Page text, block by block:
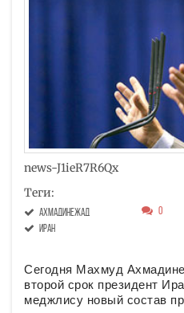
news-J1ieR7R6Qx
Теги:
ахмадинежад
Иран
0
Сегодня Махмуд
второй срок президент
меджлису новый состав